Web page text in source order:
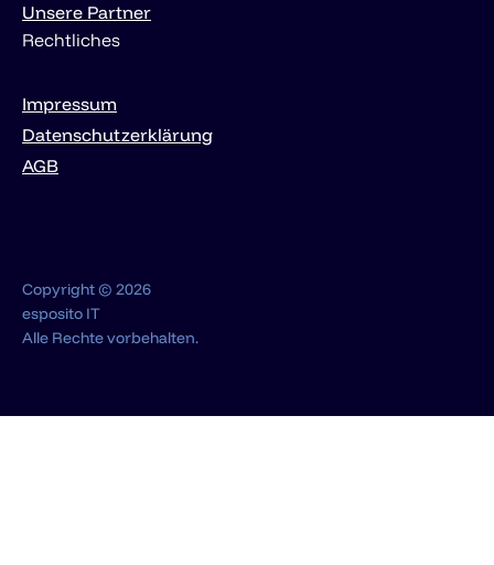
Unsere Partner
Rechtliches
Impressum
Datenschutzerklärung
AGB
Copyright © 2026
esposito IT
Alle Rechte vorbehalten.